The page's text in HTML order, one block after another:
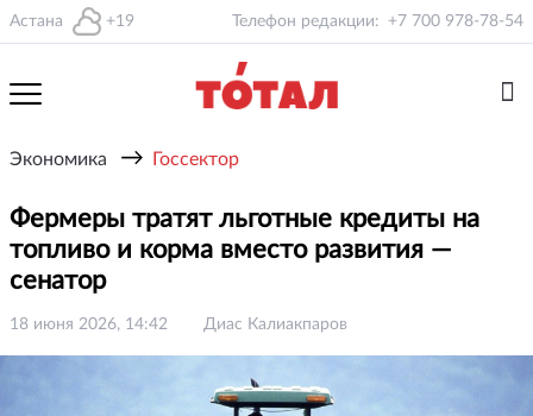
Астана +19 Телефон редакции: +7 700 978-78-54
Экономика → Госсектор
Фермеры тратят льготные кредиты на
топливо и корма вместо развития —
сенатор
18 июня 2026, 14:42 Диас Калиакпаров